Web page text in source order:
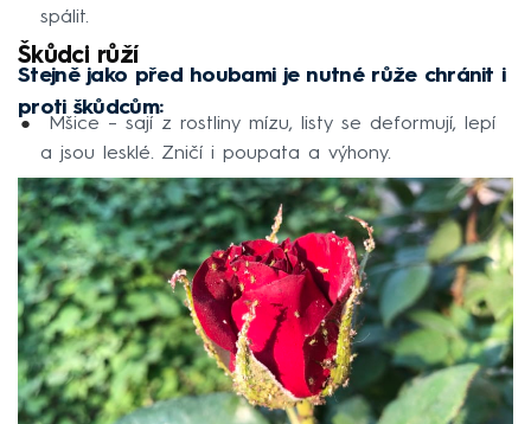
spálit.
Škůdci růží
Stejně jako před houbami je nutné růže chránit i
proti škůdcům:
Mšice – sají z rostliny mízu, listy se deformují, lepí
a jsou lesklé. Zničí i poupata a výhony.